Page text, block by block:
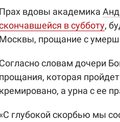
Прах вдовы академика
в субботу,
Москвы, прощание с
Согласно словам дочери
прощания, которая
кремировано, а урна с ее
«С глубокой скорбью мы